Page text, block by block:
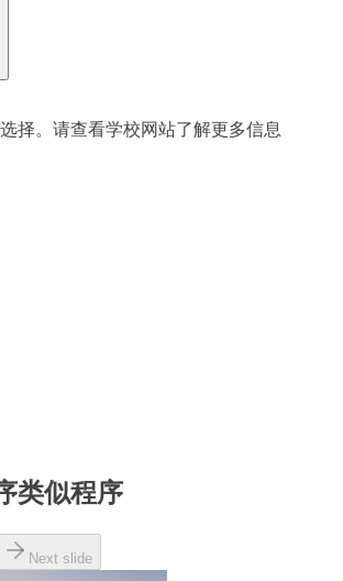
择。请查看学校网站了解更多信息
类似程序
Next slide